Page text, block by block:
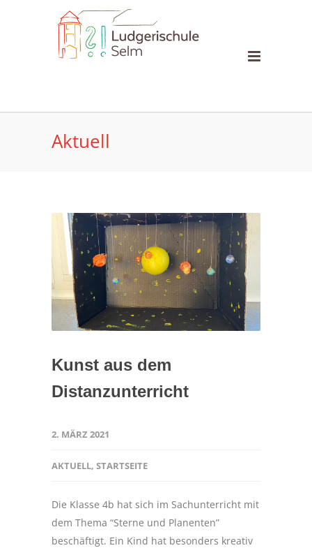
Aktuell
Kunst aus dem
Distanzunterricht
2. MÄRZ 2021
AKTUELL, STARTSEITE
Die Klasse 4b hat sich im Sachunterricht mit
dem Thema “Sterne und Planenten”
beschäftigt. Ein Kind hat besonders kreativ